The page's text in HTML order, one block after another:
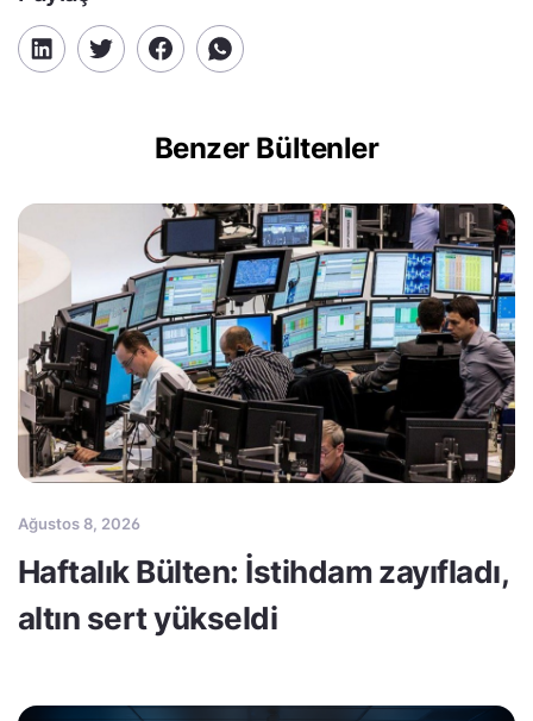
Benzer Bültenler
Ağustos 8, 2026
Haftalık Bülten: İstihdam zayıfladı,
altın sert yükseldi